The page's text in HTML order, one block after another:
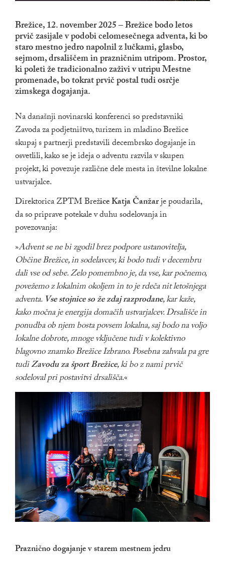
Brežice, 12. november 2025 – Brežice bodo letos
prvič zasijale v podobi celomesečnega adventa, ki bo
staro mestno jedro napolnil z lučkami, glasbo,
sejmom, drsališčem in prazničnim utripom. Prostor,
ki poleti že tradicionalno zaživi v utripu Mestne
promenade, bo tokrat prvič postal tudi osrčje
zimskega dogajanja.
Na današnji novinarski konferenci so predstavniki
Zavoda za podjetništvo, turizem in mladino Brežice
skupaj s partnerji predstavili decembrsko dogajanje in
osvetlili, kako se je ideja o adventu razvila v skupen
projekt, ki povezuje različne dele mesta in številne lokalne
ustvarjalce.
Direktorica ZPTM Brežice Katja Čanžarje poudarila,
da so priprave potekale v duhu sodelovanja in
povezovanja:
»Advent se ne bi zgodil brez podpore ustanovitelja,
Občine Brežice, in sodelavcev, ki bodo tudi v decembru
dali vse od sebe. Zelo pomembno je, da vse, kar počnemo,
povežemo z lokalnim okoljem in to je rdeča nit letošnjega
adventa. Vse stojnice so že zdaj razprodane, kar kaže,
kako močna je energija domačih ustvarjalcev. Drsališče in
ponudba ob njem bosta povsem lokalna, saj bodo na voljo
lokalne dobrote, mnoge vključene tudi v kolektivno
blagovno znamko Brežice Izbrano. Posebna zahvala pa gre
tudiZavodu za šport Brežice, ki bo z nami prvič
sodeloval pri postavitvi drsališča.«
Praznično dogajanje v starem mestnem jedru